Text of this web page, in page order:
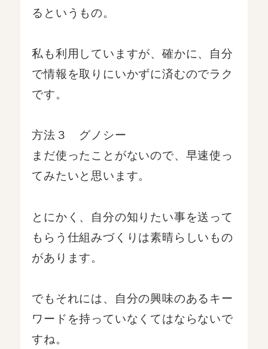
るというもの。
私も利用していますが、確かに、自分
で情報を取りにいかずに済むのでラク
です。
方法３ グノシー
まだ使ったことがないので、早速使っ
てみたいと思います。
とにかく、自分の知りたい事を送って
もらう仕組みづくりは素晴らしいもの
があります。
でもそれには、自分の興味のあるキー
ワードを持っていなくてはならないで
すね。